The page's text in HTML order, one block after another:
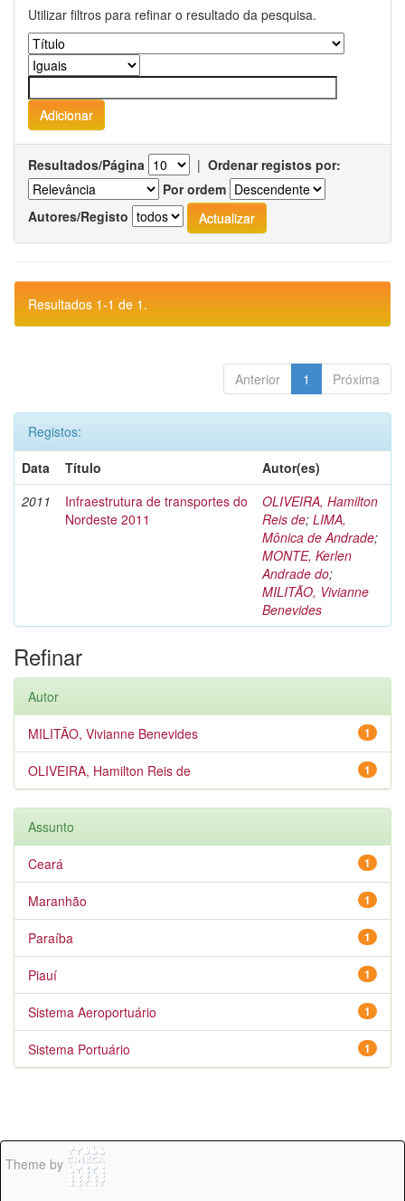
Utilizar filtros para refinar o resultado da pesquisa.
Resultados/Página | Ordenar registos por:
Por ordem
Autores/Registo
Resultados 1-1 de 1.
Anterior 1 Próxima
Registos:
Data
Título
Autor(es)
2011
Infraestrutura de transportes do
Nordeste 2011
OLIVEIRA, Hamilton
Reis de; LIMA,
Mônica de Andrade;
MONTE, Kerlen
Andrade do;
MILITÃO, Vivianne
Benevides
Refinar
Autor
1
MILITÃO, Vivianne Benevides
1
OLIVEIRA, Hamilton Reis de
Assunto
1
Ceará
1
Maranhão
1
Paraíba
1
Piauí
1
Sistema Aeroportuário
1
Sistema Portuário
Theme by